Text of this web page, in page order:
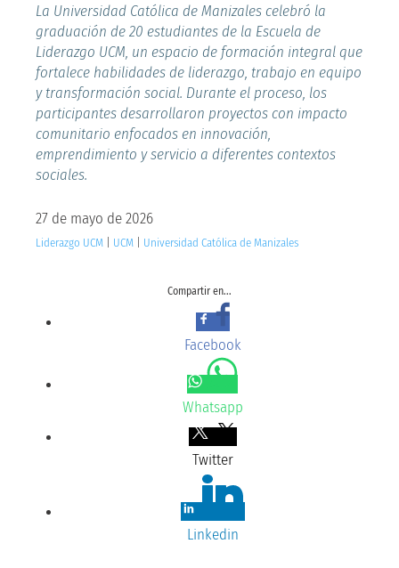
La Universidad Católica de Manizales celebró la
graduación de 20 estudiantes de la Escuela de
Liderazgo UCM, un espacio de formación integral que
fortalece habilidades de liderazgo, trabajo en equipo
y transformación social. Durante el proceso, los
participantes desarrollaron proyectos con impacto
comunitario enfocados en innovación,
emprendimiento y servicio a diferentes contextos
sociales.
27 de mayo de 2026
Liderazgo UCM UCM Universidad Católica de Manizales
Compartir en...
Facebook
Whatsapp
Twitter
Linkedin